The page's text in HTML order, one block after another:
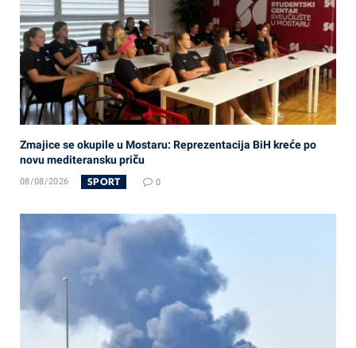
Zmajice se okupile u Mostaru: Reprezentacija BiH kreće po
novu mediteransku priču
08/08/2026 SPORT 0